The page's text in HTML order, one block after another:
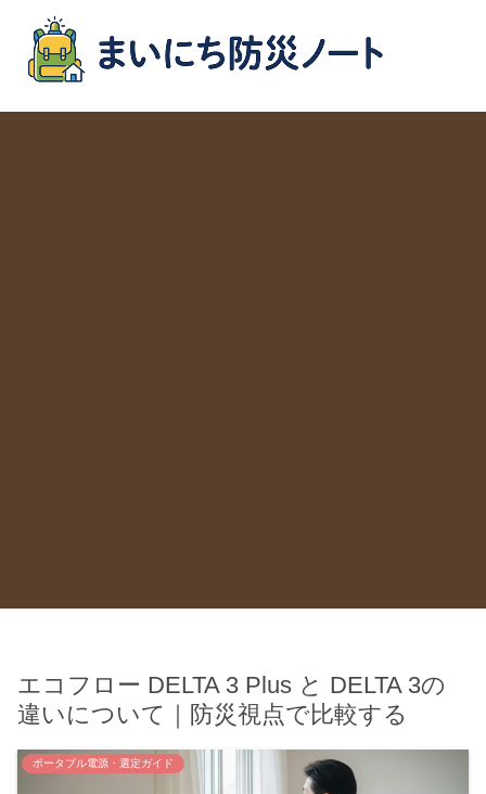
エコフロー DELTA 3 Plus と DELTA 3の
違いについて｜防災視点で比較する
ポータブル電源・選定ガイド